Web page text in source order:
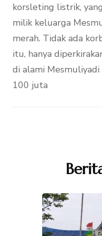
korsleting listrik,
milik keluarga
merah. Tidak ada
itu, hanya
di alami Mesmuliyadi
100 juta